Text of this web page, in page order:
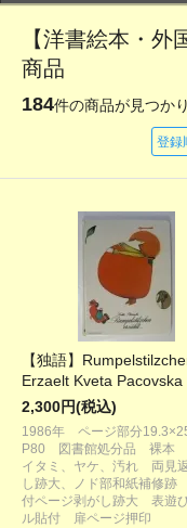
【洋書絵本・
商品
184件の商品が見つか
登録
【独語】
Erzaelt Kveta Pacovska
2,300円(税込)
1986年 ページ部分
P80 図書館処分品 裸本
イタミ、ヤケ、汚れ 両見
し跡大、ノド部和紙補修
付ページ剥がし跡大 表遊
ル貼付 扉ページ押印